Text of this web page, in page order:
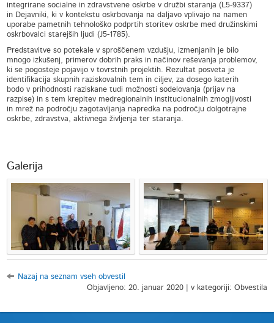
integrirane socialne in zdravstvene oskrbe v družbi staranja (L5-9337)
in Dejavniki, ki v kontekstu oskrbovanja na daljavo vplivajo na namen
uporabe pametnih tehnološko podprtih storitev oskrbe med družinskimi
oskrbovalci starejših ljudi (J5-1785).
Predstavitve so potekale v sproščenem vzdušju, izmenjanih je bilo
mnogo izkušenj, primerov dobrih praks in načinov reševanja problemov,
ki se pogosteje pojavijo v tovrstnih projektih. Rezultat posveta je
identifikacija skupnih raziskovalnih tem in ciljev, za dosego katerih
bodo v prihodnosti raziskane tudi možnosti sodelovanja (prijav na
razpise) in s tem krepitev medregionalnih institucionalnih zmogljivosti
in mrež na področju zagotavljanja napredka na področju dolgotrajne
oskrbe, zdravstva, aktivnega življenja ter staranja.
Galerija
Nazaj na seznam vseh obvestil
Objavljeno: 20. januar 2020 | v kategoriji: Obvestila